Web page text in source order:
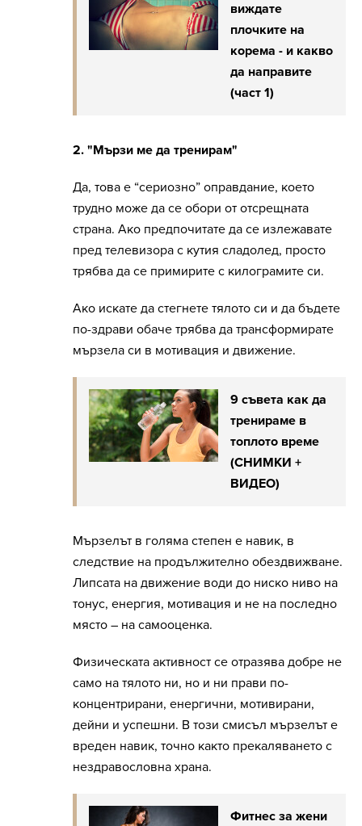
виждате
плочките на
корема - и какво
да направите
(част 1)
2. "Мързи ме да тренирам"
Да, това е “сериозно” оправдание, което
трудно може да се обори от отсрещната
страна. Ако предпочитате да се излежавате
пред телевизора с кутия сладолед, просто
трябва да се примирите с килограмите си.
Ако искате да стегнете тялото си и да бъдете
по-здрави обаче трябва да трансформирате
мързела си в мотивация и движение.
9 съвета как да
тренираме в
топлото време
(СНИМКИ +
ВИДЕО)
Мързелът в голяма степен е навик, в
следствие на продължително обездвижване.
Липсата на движение води до ниско ниво на
тонус, енергия, мотивация и не на последно
място – на самооценка.
Физическата активност се отразява добре не
само на тялото ни, но и ни прави по-
концентрирани, енергични, мотивирани,
дейни и успешни. В този смисъл мързелът е
вреден навик, точно както прекаляването с
нездравословна храна.
Фитнес за жени